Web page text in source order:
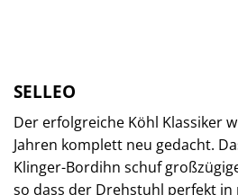
SELLEO
Der erfolgreiche Köhl Klassiker
Jahren komplett neu gedacht.
Klinger-Bordihn schuf
so dass der Drehstuhl perfekt